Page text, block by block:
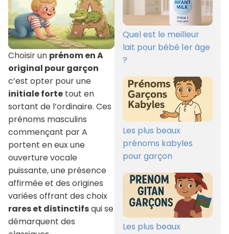
Choisir un prénom en A
original pour garçon
c’est opter pour une
initiale forte tout en
sortant de l’ordinaire. Ces
prénoms masculins
commençant par A
portent en eux une
ouverture vocale
puissante, une présence
affirmée et des origines
variées offrant des choix
rares et distinctifsqui se
démarquent des
Quel est le meilleur
lait pour bébé 1er âge
?
Les plus beaux
prénoms kabyles
pour garçon
Les plus beaux